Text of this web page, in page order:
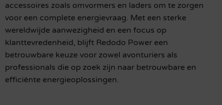
accessoires zoals omvormers en laders om te zorgen
voor een complete energievraag. Met een sterke
wereldwijde aanwezigheid en een focus op
klanttevredenheid, blijft Redodo Power een
betrouwbare keuze voor zowel avonturiers als
professionals die op zoek zijn naar betrouwbare en
efficiënte energieoplossingen.